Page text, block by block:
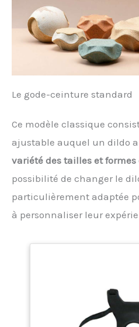
Le gode-ceinture standard
Ce modèle classique
ajustable auquel un dildo
variété des tailles et
possibilité de changer le
particulièrement adaptée
à personnaliser leur